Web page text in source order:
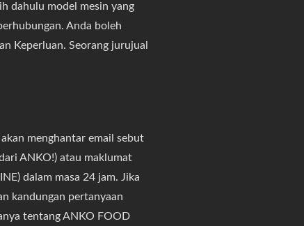
dahulu model mesin yang
Anda boleh
Keperluan. Seorang jurujual
menghantar email sebut
ANKO!) atau maklumat
dalam masa 24 jam. Jika
kandungan pertanyaan
tentang ANKO FOOD